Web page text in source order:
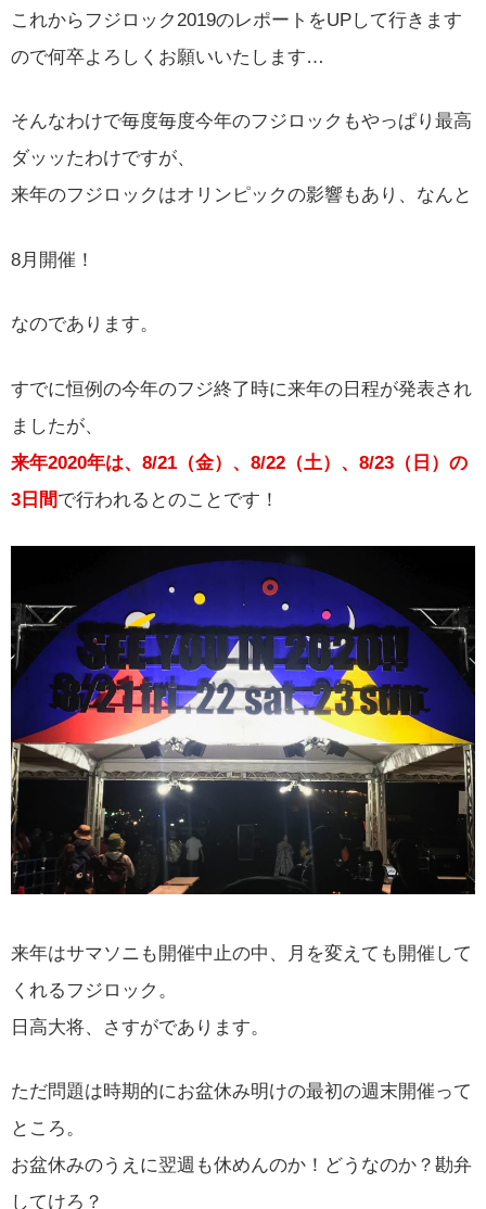
これからフジロック2019のレポートをUPして行きます
ので何卒よろしくお願いいたします…
そんなわけで毎度毎度今年のフジロックもやっぱり最高
ダッッたわけですが、
来年のフジロックはオリンピックの影響もあり、なんと
8月開催！
なのであります。
すでに恒例の今年のフジ終了時に来年の日程が発表され
ましたが、
来年2020年は、8/21（金）、8/22（土）、8/23（日）の
3日間で行われるとのことです！
来年はサマソニも開催中止の中、月を変えても開催して
くれるフジロック。
日高大将、さすがであります。
ただ問題は時期的にお盆休み明けの最初の週末開催って
ところ。
お盆休みのうえに翌週も休めんのか！どうなのか？勘弁
してけろ？